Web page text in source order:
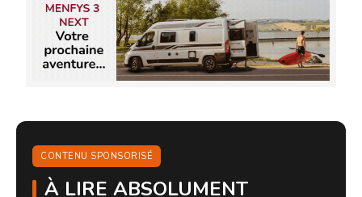
CONTENU SPONSORISÉ
À LIRE ABSOLUMENT